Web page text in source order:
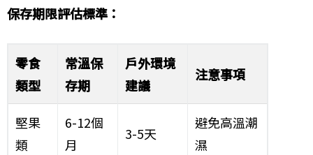
保存期限評估標準：
零食
類型
常溫保
存期
戶外環境
建議
注意事項
堅果
類
6-12個
月
3-5天
避免高溫潮
濕